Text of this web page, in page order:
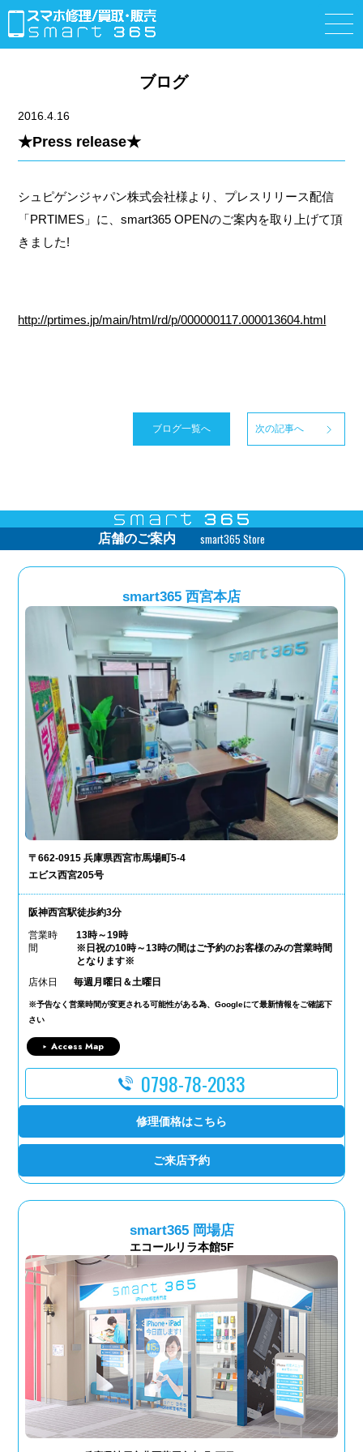
ブログ
2016.4.16
★Press release★
シュピゲンジャパン株式会社様より、プレスリリース配信
「PRTIMES」に、smart365 OPENのご案内を取り上げて頂
きました!
http://prtimes.jp/main/html/rd/p/000000117.000013604.html
ブログ一覧へ 次の記事へ
店舗のご案内 smart365 Store
smart365 西宮本店
〒662-0915 兵庫県西宮市馬場町5-4
エビス西宮205号
阪神西宮駅徒歩約3分
営業時
間
13時～19時
※日祝の10時～13時の間はご予約のお客様のみの営業時間
となります※
店休日
毎週月曜日＆土曜日
※予告なく営業時間が変更される可能性がある為、Googleにて最新情報をご確認下
さい
Access Map
0798-78-2033
修理価格はこちら
ご来店予約
smart365 岡場店
エコールリラ本館5F